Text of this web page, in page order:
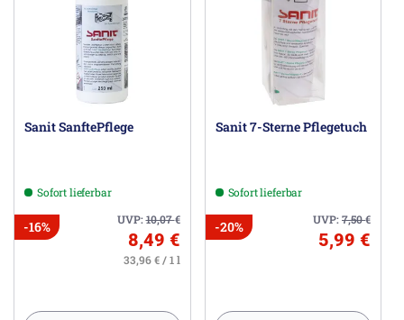
Sanit SanftePflege
Sofort lieferbar
UVP:10,07€
-16%
8,49 €
33,96 € / 1 l
Sanit 7-Sterne Pflegetuch
Sofort lieferbar
UVP:7,50€
-20%
5,99 €